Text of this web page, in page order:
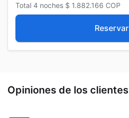
Total 4 noches $ 1.882.166 COP
Reservar
Opiniones de los clientes